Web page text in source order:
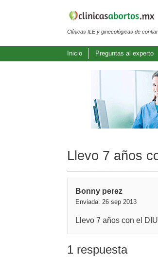
Clínicas ILE y ginecológicas de
Inicio Preguntas al experto
Llevo 7 años
Bonny perez
Enviada: 26 sep 2013
Llevo 7 años con el
1 respuesta